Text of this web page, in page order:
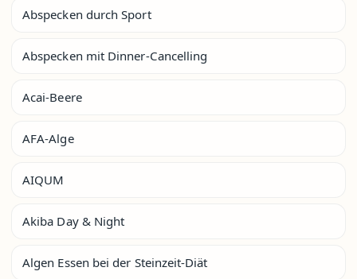
Abspecken durch Sport
Abspecken mit Dinner-Cancelling
Acai-Beere
AFA-Alge
AIQUM
Akiba Day & Night
Algen Essen bei der Steinzeit-Diät